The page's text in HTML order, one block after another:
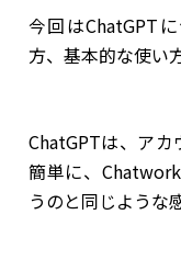
今回はChatGPT
方、基本的な使い
ChatGPTは、ア
簡単に、
うのと同じような